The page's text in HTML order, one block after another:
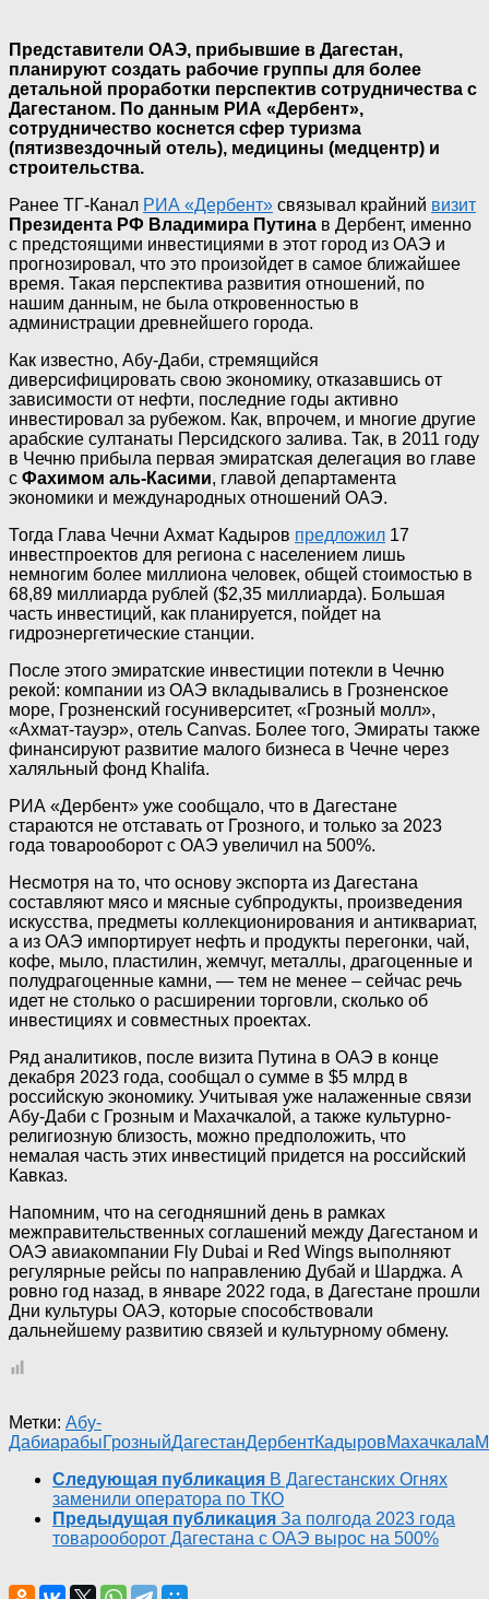
Представители ОАЭ, прибывшие в Дагестан,
планируют создать рабочие группы для более
детальной проработки перспектив сотрудничества с
Дагестаном. По данным РИА «Дербент»,
сотрудничество коснется сфер туризма
(пятизвездочный отель), медицины (медцентр) и
строительства.
Ранее ТГ-Канал РИА «Дербент» связывал крайний визит
Президента РФ Владимира Путина в Дербент, именно
с предстоящими инвестициями в этот город из ОАЭ и
прогнозировал, что это произойдет в самое ближайшее
время. Такая перспектива развития отношений, по
нашим данным, не была откровенностью в
администрации древнейшего города.
Как известно, Абу-Даби, стремящийся
диверсифицировать свою экономику, отказавшись от
зависимости от нефти, последние годы активно
инвестировал за рубежом. Как, впрочем, и многие другие
арабские султанаты Персидского залива. Так, в 2011 году
в Чечню прибыла первая эмиратская делегация во главе
с Фахимом аль-Касими, главой департамента
экономики и международных отношений ОАЭ.
Тогда Глава Чечни Ахмат Кадыров предложил 17
инвестпроектов для региона с населением лишь
немногим более миллиона человек, общей стоимостью в
68,89 миллиарда рублей ($2,35 миллиарда). Большая
часть инвестиций, как планируется, пойдет на
гидроэнергетические станции.
После этого эмиратские инвестиции потекли в Чечню
рекой: компании из ОАЭ вкладывались в Грозненское
море, Грозненский госуниверситет, «Грозный молл»,
«Ахмат-тауэр», отель Canvas. Более того, Эмираты также
финансируют развитие малого бизнеса в Чечне через
халяльный фонд Khalifa.
РИА «Дербент» уже сообщало, что в Дагестане
стараются не отставать от Грозного, и только за 2023
года товарооборот с ОАЭ увеличил на 500%.
Несмотря на то, что основу экспорта из Дагестана
составляют мясо и мясные субпродукты, произведения
искусства, предметы коллекционирования и антиквариат,
а из ОАЭ импортирует нефть и продукты перегонки, чай,
кофе, мыло, пластилин, жемчуг, металлы, драгоценные и
полудрагоценные камни, — тем не менее – сейчас речь
идет не столько о расширении торговли, сколько об
инвестициях и совместных проектах.
Ряд аналитиков, после визита Путина в ОАЭ в конце
декабря 2023 года, сообщал о сумме в $5 млрд в
российскую экономику. Учитывая уже налаженные связи
Абу-Даби с Грозным и Махачкалой, а также культурно-
религиозную близость, можно предположить, что
немалая часть этих инвестиций придется на российский
Кавказ.
Напомним, что на сегодняшний день в рамках
межправительственных соглашений между Дагестаном и
ОАЭ авиакомпании Fly Dubai и Red Wings выполняют
регулярные рейсы по направлению Дубай и Шарджа. А
ровно год назад, в январе 2022 года, в Дагестане прошли
Дни культуры ОАЭ, которые способствовали
дальнейшему развитию связей и культурному обмену.
Метки: Абу-
ДабиарабыГрозныйДагестанДербентКадыровМахачкала
Следующая публикация В Дагестанских Огнях
заменили оператора по ТКО
Предыдущая публикация За полгода 2023 года
товарооборот Дагестана с ОАЭ вырос на 500%